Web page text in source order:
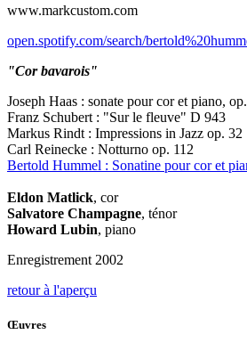
www.markcustom.com
open.spotify.com/search/
"Cor bavarois"
Joseph Haas : sonate pour cor et piano,
Franz Schubert : "Sur le fleuve" D 943
Markus Rindt : Impressions in Jazz op. 32
Carl Reinecke : Notturno op. 112
Bertold Hummel : Sonatine pour cor et
Eldon Matlick, cor
Salvatore Champagne, ténor
Howard Lubin, piano
Enregistrement 2002
retour à l'aperçu
Œuvres